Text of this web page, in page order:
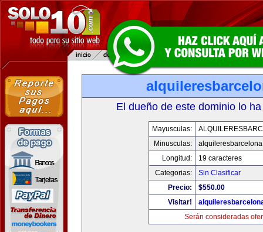
El dueño de este dominio lo
Mayusculas:
Minusculas:
Longitud:
19 caracteres
Categorias:
Sin Clasificar
Precio:
$550.00
Visitar!
Serán consideradas